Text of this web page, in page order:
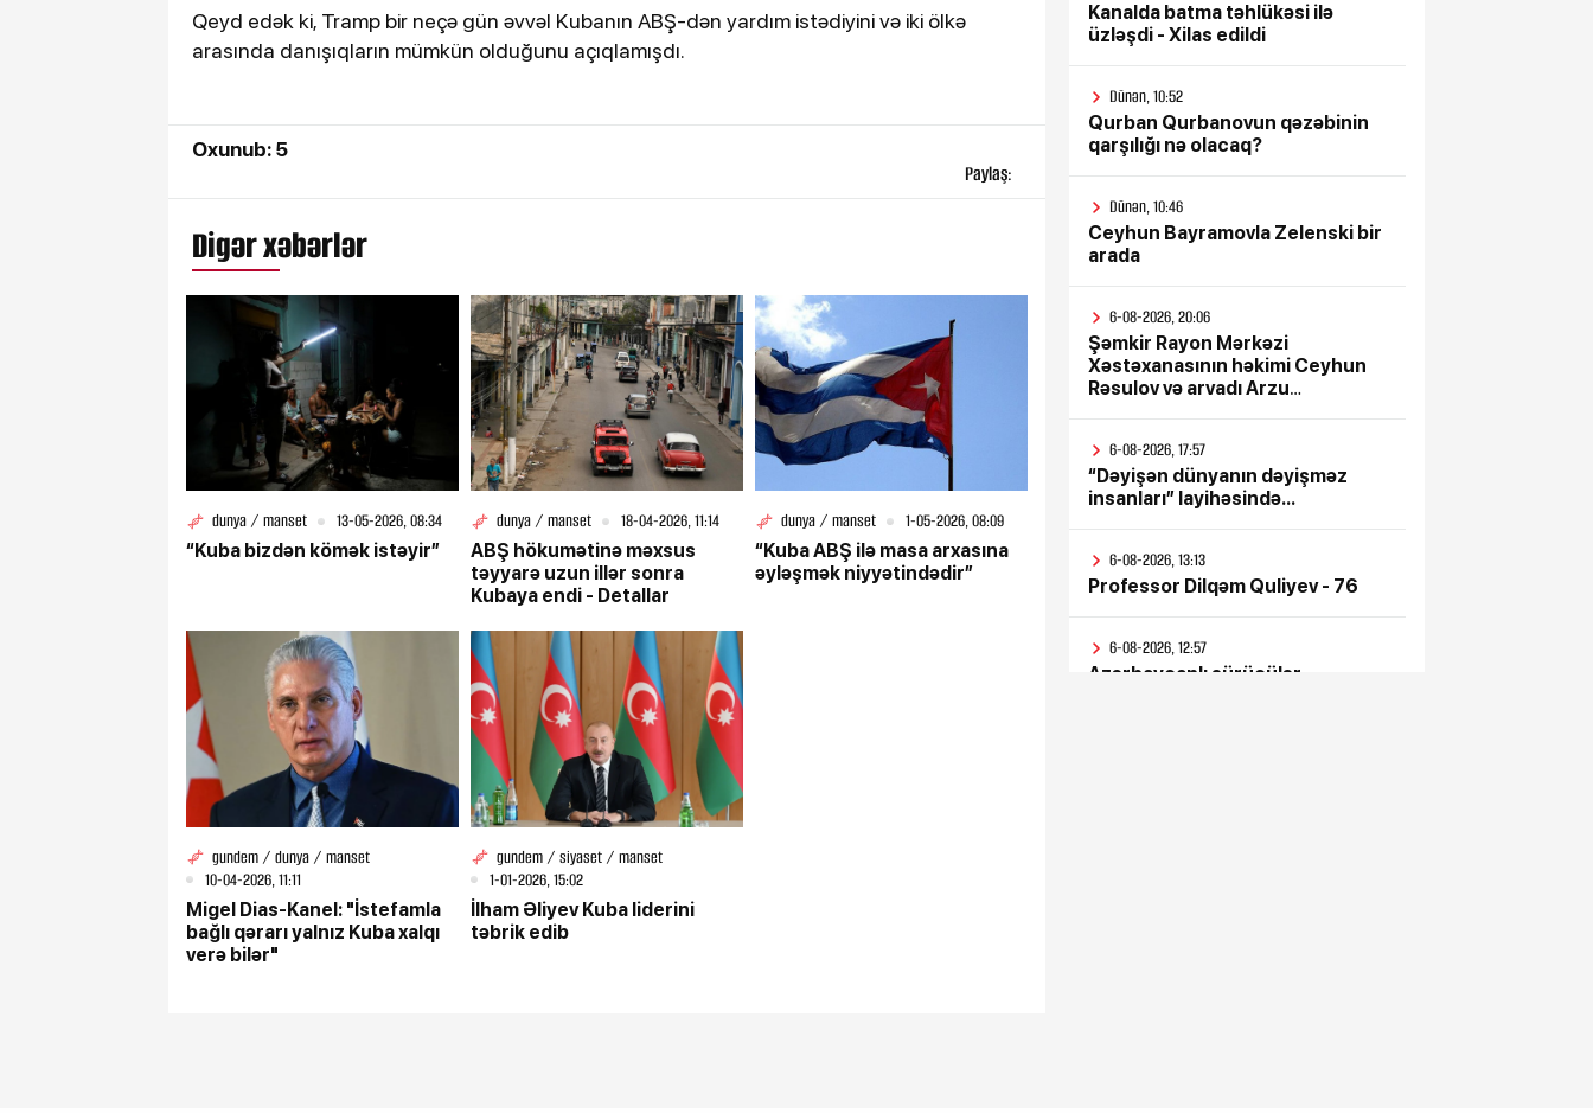
Qeyd edək ki, Tramp bir neçə gün əvvəl Kubanın ABŞ-dən yardım istədiyini və iki ölkə
arasında danışıqların mümkün olduğunu açıqlamışdı.
Oxunub: 5
Paylaş:
Digər xəbərlər
dunya / manset
13-05-2026, 08:34
“Kuba bizdən kömək istəyir”
dunya / manset
18-04-2026, 11:14
ABŞ hökumətinə məxsus
təyyarə uzun illər sonra
Kubaya endi - Detallar
dunya / manset
1-05-2026, 08:09
“Kuba ABŞ ilə masa arxasına
əyləşmək niyyətindədir”
gundem / dunya / manset
10-04-2026, 11:11
Migel Dias-Kanel: "İstefamla
bağlı qərarı yalnız Kuba xalqı
verə bilər"
gundem / siyaset / manset
1-01-2026, 15:02
İlham Əliyev Kuba liderini
təbrik edib
Kanalda batma təhlükəsi ilə
üzləşdi - Xilas edildi
Dünən, 10:52
Qurban Qurbanovun qəzəbinin
qarşılığı nə olacaq?
Dünən, 10:46
Ceyhun Bayramovla Zelenski bir
arada
6-08-2026, 20:06
Şəmkir Rayon Mərkəzi
Xəstəxanasının həkimi Ceyhun
Rəsulov və arvadı Arzu
ölümü ilə bağlı Şəmkir rayon
prokrurluğunda araşdırma
aparılır
6-08-2026, 17:57
“Dəyişən dünyanın dəyişməz
insanları” layihəsində...
6-08-2026, 13:13
Professor Dilqəm Quliyev - 76
6-08-2026, 12:57
Azərbaycanlı sürücülər